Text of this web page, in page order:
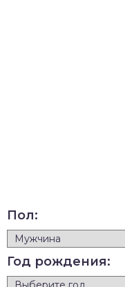
Пол:
Год рождения: